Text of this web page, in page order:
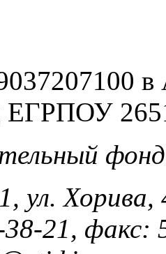
ЕГРПОУ
ул.
38-21, факс: